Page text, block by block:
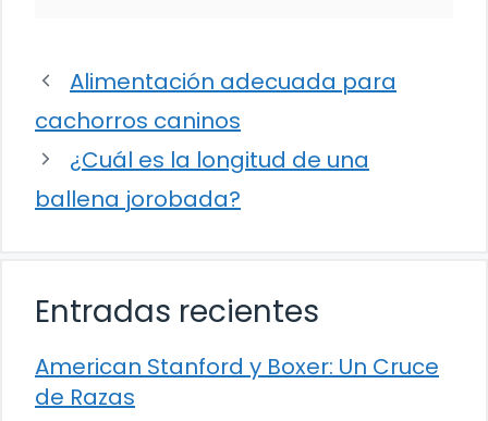
Alimentación adecuada para
cachorros caninos
¿Cuál es la longitud de una
ballena jorobada?
Entradas recientes
American Stanford y Boxer: Un Cruce
de Razas